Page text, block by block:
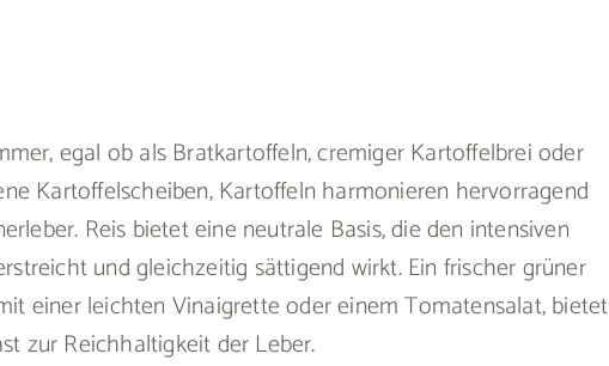
egal ob als Bratkartoffeln, cremiger Kartoffelbrei oder
Kartoffelscheiben, Kartoffeln harmonieren hervorragend
Reis bietet eine neutrale Basis, die den intensiven
und gleichzeitig sättigend wirkt. Ein frischer grüner
einer leichten Vinaigrette oder einem Tomatensalat, bietet
zur Reichhaltigkeit der Leber.